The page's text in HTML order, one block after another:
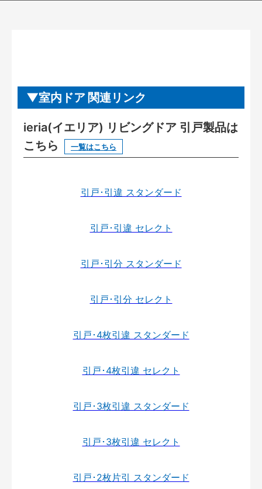
室内ドア 関連リンク
ieria(イエリア) リビングドア 引戸製品は
こちら
一覧はこちら
引戸･引違 スタンダード
引戸･引違 セレクト
引戸･引分 スタンダード
引戸･引分 セレクト
引戸･4枚引違 スタンダード
引戸･4枚引違 セレクト
引戸･3枚引違 スタンダード
引戸･3枚引違 セレクト
引戸･2枚片引 スタンダード